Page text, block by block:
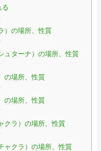
る
）の場所、性質
ュターナ）の場所、性質
の場所、性質
の場所、性質
クラ）の場所、性質
ャクラ）の場所、性質